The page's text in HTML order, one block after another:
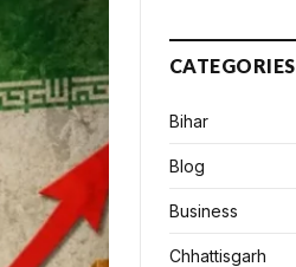
CATEGORIES
Bihar
Blog
Business
Chhattisgarh